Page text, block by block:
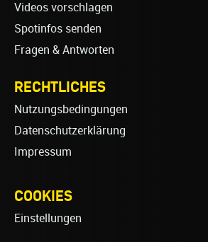
Videos vorschlagen
Spotinfos senden
Fragen & Antworten
RECHTLICHES
Nutzungsbedingungen
Datenschutzerklärung
Impressum
COOKIES
Einstellungen